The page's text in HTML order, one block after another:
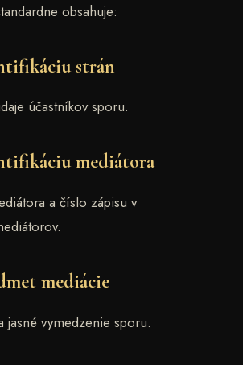
obsahuje:
strán
účastníkov sporu.
mediátora
a číslo zápisu v
mediácie
jasné vymedzenie sporu.